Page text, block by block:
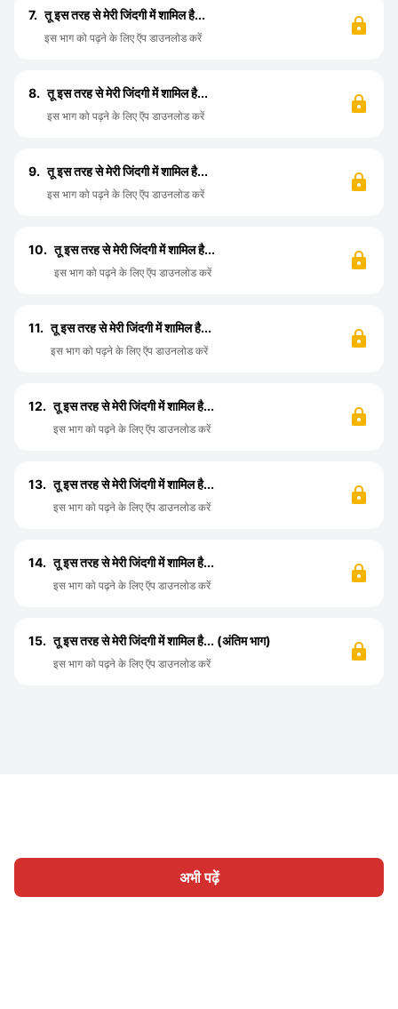
अभी पढ़ें
7. तू इस तरह से मेरी जिंदगी में शामिल है...
इस भाग को पढ़ने के लिए ऍप डाउनलोड करें
8. तू इस तरह से मेरी जिंदगी में शामिल है...
इस भाग को पढ़ने के लिए ऍप डाउनलोड करें
9. तू इस तरह से मेरी जिंदगी में शामिल है...
इस भाग को पढ़ने के लिए ऍप डाउनलोड करें
10. तू इस तरह से मेरी जिंदगी में शामिल है...
इस भाग को पढ़ने के लिए ऍप डाउनलोड करें
11. तू इस तरह से मेरी जिंदगी में शामिल है...
इस भाग को पढ़ने के लिए ऍप डाउनलोड करें
12. तू इस तरह से मेरी जिंदगी में शामिल है...
इस भाग को पढ़ने के लिए ऍप डाउनलोड करें
13. तू इस तरह से मेरी जिंदगी में शामिल है...
इस भाग को पढ़ने के लिए ऍप डाउनलोड करें
14. तू इस तरह से मेरी जिंदगी में शामिल है...
इस भाग को पढ़ने के लिए ऍप डाउनलोड करें
15. तू इस तरह से मेरी जिंदगी में शामिल है... (अंतिम भाग)
इस भाग को पढ़ने के लिए ऍप डाउनलोड करें
होम श्रेणी लिखिए लेख साइन इन